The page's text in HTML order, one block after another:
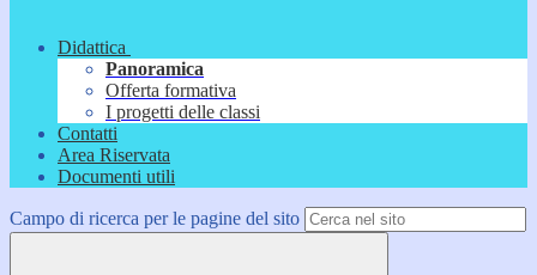
Didattica
Panoramica
Offerta formativa
I progetti delle classi
Contatti
Area Riservata
Documenti utili
Campo di ricerca per le pagine del sito